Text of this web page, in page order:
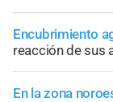
Encubrimiento
reacción de sus
En la zona